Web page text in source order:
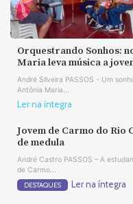
Orquestrando Sonhos:
Maria leva música a
André Silveira PASSOS - Um
Antônia Maria...
Ler na íntegra
Jovem de Carmo do Rio
de medula
André Castro PASSOS – A
de Carmo...
DESTAQUES Ler na íntegra